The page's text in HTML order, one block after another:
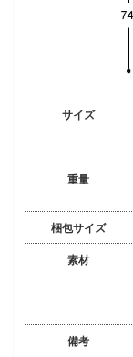
サイズ
重量
梱包サイズ
素材
備考